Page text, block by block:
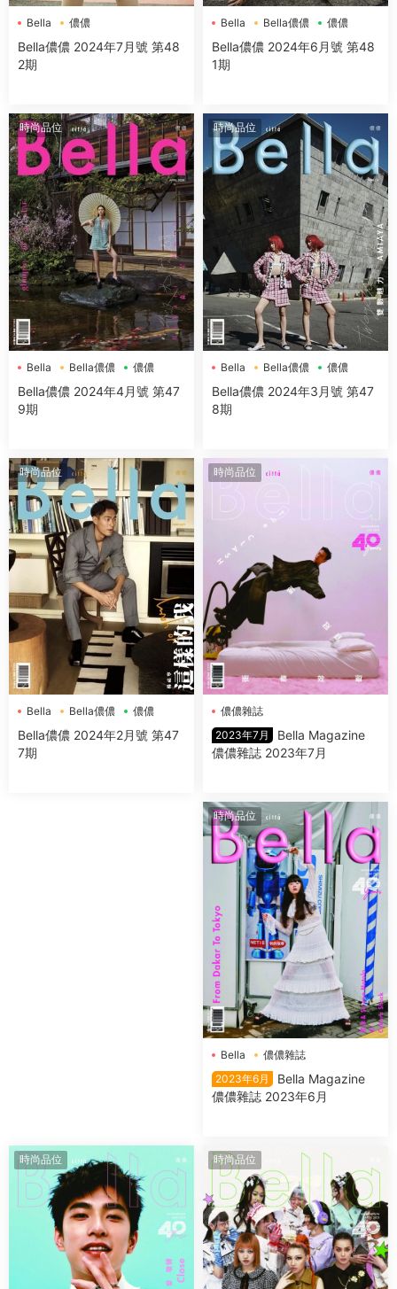
Bella 儂儂
Bella儂儂 2024年7月號 第48
2期
Bella Bella儂儂 儂儂
Bella儂儂 2024年6月號 第48
1期
時尚品位
Bella Bella儂儂 儂儂
Bella儂儂 2024年4月號 第47
9期
時尚品位
Bella Bella儂儂 儂儂
Bella儂儂 2024年3月號 第47
8期
時尚品位
Bella Bella儂儂 儂儂
Bella儂儂 2024年2月號 第47
7期
時尚品位
儂儂雜誌
2023年7月
Bella Magazine
儂儂雜誌 2023年7月
時尚品位
Bella
儂儂雜誌
2023年6月
Bella Magazine
儂儂雜誌 2023年6月
時尚品位 時尚品位